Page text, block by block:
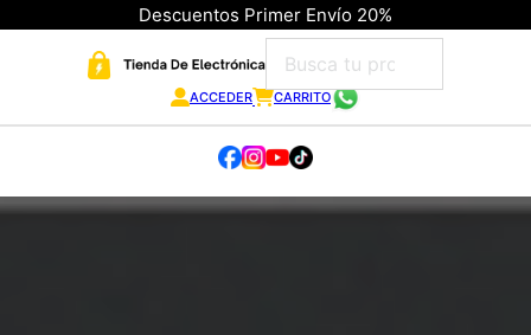
Descuentos Primer Envío 20%
ACCEDER CARRITO